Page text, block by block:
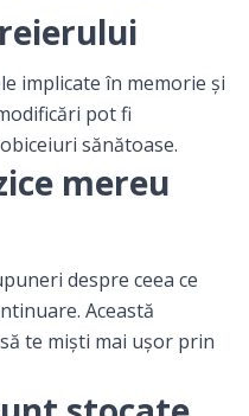
implicate în memorie și
pot fi
sănătoase.
mereu
despre ceea ce
Această
te miști mai ușor prin